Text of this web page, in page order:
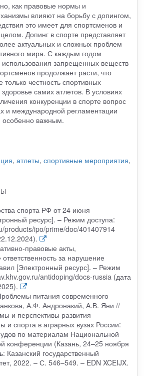
как правовые нормы и
влияют на борьбу с допингом,
это имеет для спортсменов и
Допинг в спорте представляет
актуальных и сложных проблем
мира. С каждым годом
использования запрещенных веществ
продолжает расти, что
только честность спортивных
самих атлетов. В условиях
конкуренции в спорте вопрос
и международной регламентации
особенно важным.
, атлеты, спортивные мероприятия,
спорта РФ от 24 июня
ресурс]. – Режим доступа:
products/ipo/prime/doc/401407914
правовые акты,
за нарушение
[Электронный ресурс]. – Режим
antidoping/docs-russia (дата
питания современного
А.Ф. Андронакий, А.В. Яни //
и перспективы развития
и спорта в аграрных вузах России:
по материалам Национальной
конференции (Казань, 24–25 ноября
Казанский государственный
2022. – С. 546–549. – EDN XCEIJX.